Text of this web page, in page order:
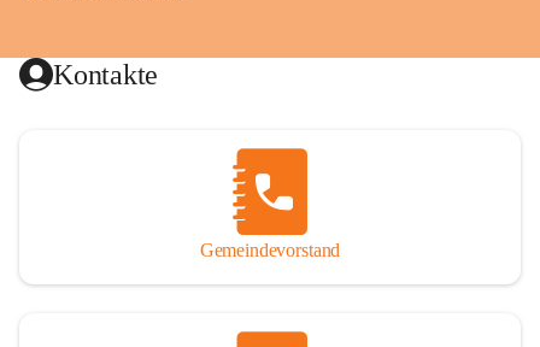
Kontakte
Gemeindevorstand